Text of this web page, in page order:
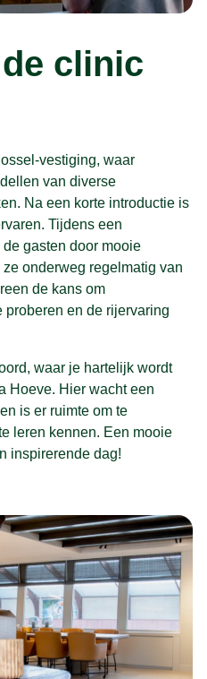
clinic
vestiging, waar
van diverse
Na een korte introductie is
Tijdens een
gasten door mooie
onderweg regelmatig van
de kans om
en de rijervaring
waar je hartelijk wordt
Hoeve. Hier wacht een
is er ruimte om te
leren kennen. Een mooie
inspirerende dag!